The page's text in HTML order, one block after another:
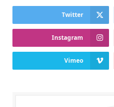
Twitter
Instagram
Vimeo